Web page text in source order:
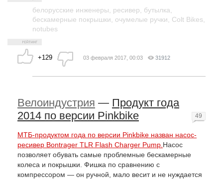
белорусские инженеры ресивер бутылка
бескамерные покрышки
очумелые ручки Colt Bikes
notubes
+129 03 февраля 2017, 00:03 31912
Велоиндустрия — Продукт года
2014 по версии Pinkbike
МТБ-продуктом года по версии Pinkbike назван насос-
ресивер Bontrager TLR Flash Charger Pump. Насос
позволяет обувать самые проблемные бескамерные
колеса и покрышки. Фишка по сравнению с
компрессором — он ручной, мало весит и не нуждается
49